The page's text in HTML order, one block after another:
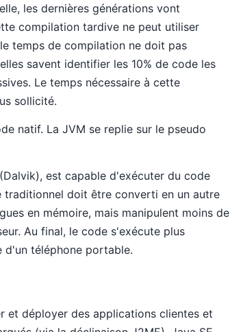
les dernières générations vont
compilation tardive ne peut utiliser
temps de compilation ne doit pas
savent identifier les 10% de code les
Le temps nécessaire à cette
sollicité.
natif. La JVM se replie sur le pseudo
est capable d'exécuter du code
doit être converti en un autre
en mémoire, mais manipulent moins de
Au final, le code s'exécute plus
d'un téléphone portable.
et déployer des applications clientes et